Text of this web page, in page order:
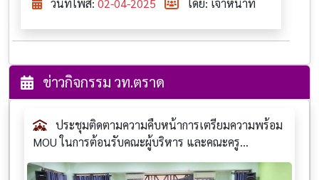
วันที่โพส: 02-04-2025 โดย: เจ้าหน้าที่
ข่าวกิจกรรม วท.ตราด
ประชุมติดตามความคืบหน้าการเตรียมความพร้อม
MOU ในการต้อนรับคณะผู้บริหาร และคณะครู...